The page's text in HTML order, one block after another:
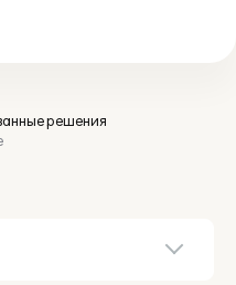
решения